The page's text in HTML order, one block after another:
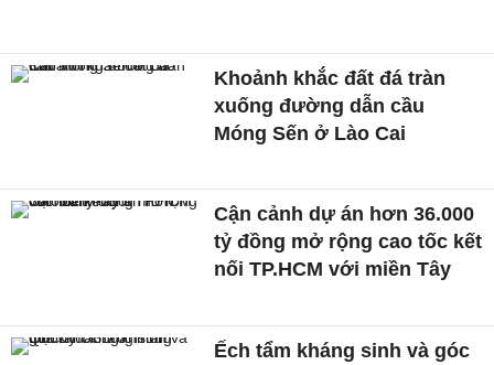
Khoảnh khắc đất đá tràn
xuống đường dẫn cầu
Móng Sến ở Lào Cai
Cận cảnh dự án hơn 36.000
tỷ đồng mở rộng cao tốc kết
nối TP.HCM với miền Tây
Ếch tẩm kháng sinh và góc